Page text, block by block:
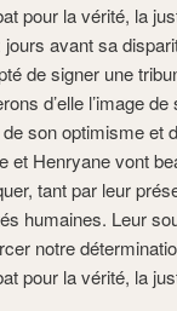
pour la vérité, la
jours avant sa
de signer une
d’elle l’image
son optimisme et
et Henryane vont
tant par leur
humaines. Leur
notre
pour la vérité, la